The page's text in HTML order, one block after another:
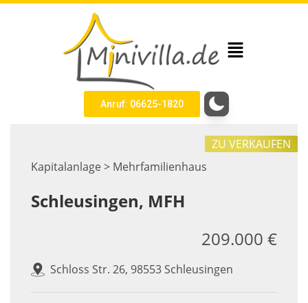
Anruf: 06625-1820
Kapitalanlage > Mehrfamilienhaus
ZU VERKAUFEN
Schleusingen, MFH
Schloss Str. 26, 98553 Schleusingen
209.000 €